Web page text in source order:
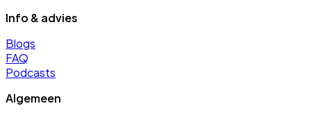
Info & advies
Blogs
FAQ
Podcasts
Algemeen